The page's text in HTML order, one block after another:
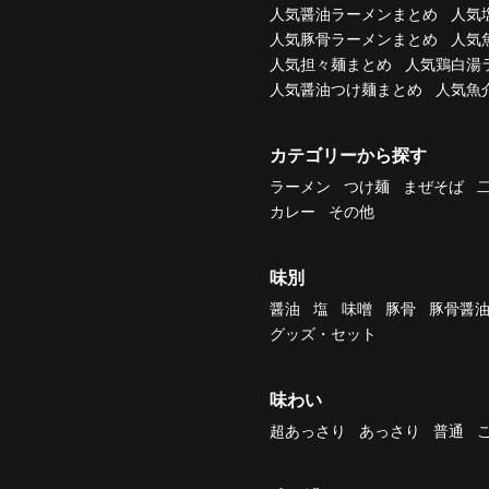
人気醤油ラーメンまとめ
人気
人気豚骨ラーメンまとめ
人気
人気担々麺まとめ
人気鶏白湯
人気醤油つけ麺まとめ
人気魚
カテゴリーから探す
ラーメン つけ麺 まぜそば
カレー
その他
味別
醤油 塩 味噌 豚骨
豚骨醤油
グッズ・セット
味わい
超あっさり あっさり 普通